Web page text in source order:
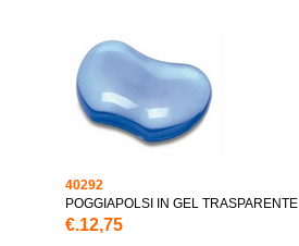
40292
POGGIAPOLSI IN GEL TRASPARENTE
€.12,75